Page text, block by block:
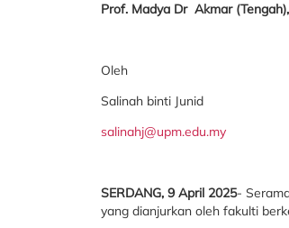
Prof. Madya Dr Akmar
Oleh
Salinah binti Junid
salinahj@upm.edu.my
SERDANG, 9 April 2025-
yang dianjurkan oleh fakulti